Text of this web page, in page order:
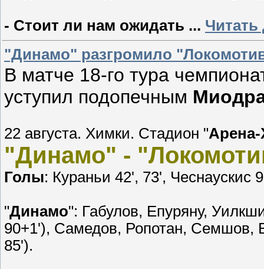
- Стоит ли нам ожидать ...
"Динамо" разгромило
В матче 18-го тура
уступил подопечным
22 августа. Химки. Стадион "
"Динамо" -
Голы: Кураньи 42', 73', Чеснаускис
"Динамо": Габулов, Епуряну,
90+1'), Самедов, Ропотан, Семшов,
85').